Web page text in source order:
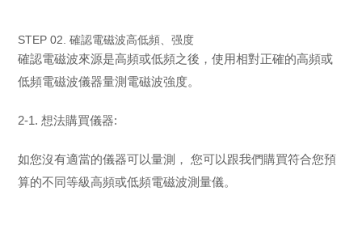
STEP 02. 確認電磁波高低頻、强度
確認電磁波來源是高頻或低頻之後，使用相對正確的高頻或
低頻電磁波儀器量測電磁波強度。
2-1. 想法購買儀器:
如您沒有適當的儀器可以量測， 您可以跟我們購買符合您預
算的不同等級高頻或低頻電磁波測量儀。